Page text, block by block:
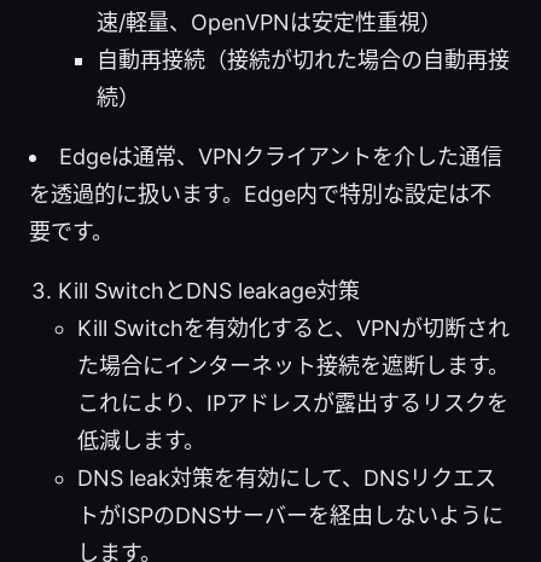
速/軽量、OpenVPNは安定性重視）
自動再接続（接続が切れた場合の自動再接
続）
Edgeは通常、VPNクライアントを介した通信
を透過的に扱います。Edge内で特別な設定は不
要です。
Kill SwitchとDNS leakage対策
Kill Switchを有効化すると、VPNが切断され
た場合にインターネット接続を遮断します。
これにより、IPアドレスが露出するリスクを
低減します。
DNS leak対策を有効にして、DNSリクエス
トがISPのDNSサーバーを経由しないように
します。